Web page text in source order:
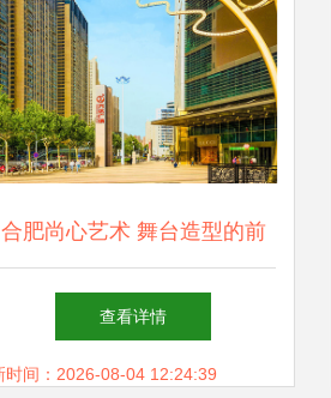
合肥尚心艺术 舞台造型的前
沿探索与商业应用
查看详情
时间：2026-08-04 12:24:39